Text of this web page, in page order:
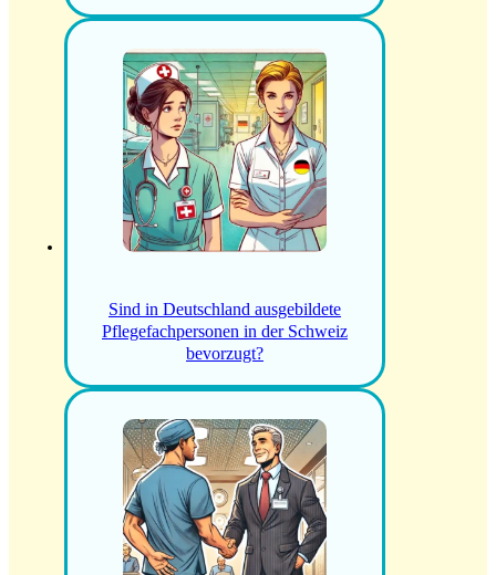
Sind in Deutschland ausgebildete
Pflegefachpersonen in der Schweiz
bevorzugt?